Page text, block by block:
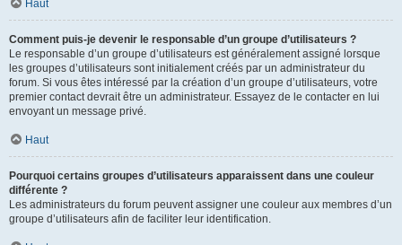
Haut
Comment puis-je devenir le responsable d’un groupe d’utilisateurs ?
Le responsable d’un groupe d’utilisateurs est généralement assigné lorsque
les groupes d’utilisateurs sont initialement créés par un administrateur du
forum. Si vous êtes intéressé par la création d’un groupe d’utilisateurs, votre
premier contact devrait être un administrateur. Essayez de le contacter en lui
envoyant un message privé.
Haut
Pourquoi certains groupes d’utilisateurs apparaissent dans une couleur
différente ?
Les administrateurs du forum peuvent assigner une couleur aux membres d’un
groupe d’utilisateurs afin de faciliter leur identification.